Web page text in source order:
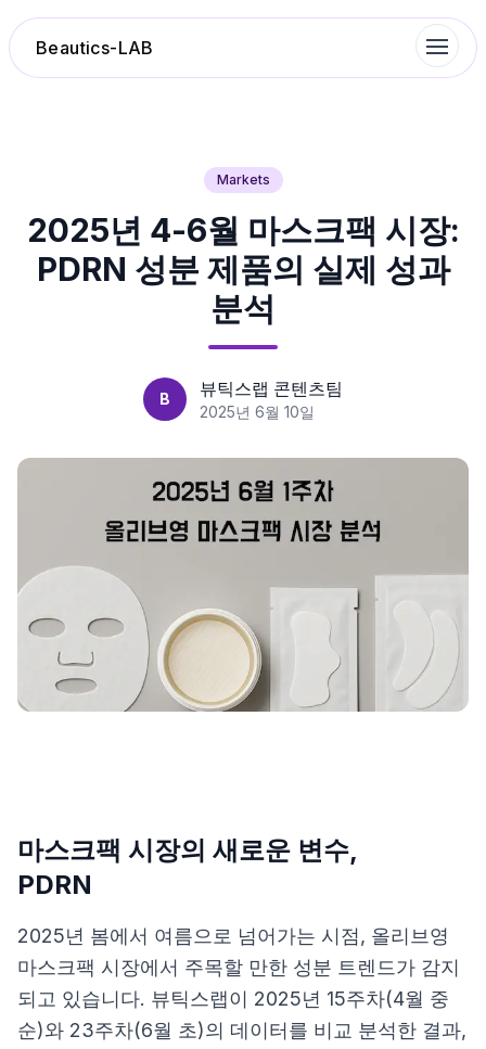
Beautics-LAB
성분분석
나의 스킨케어
제품비교
Login
Markets
2025년 4-6월 마스크팩 시장:
PDRN 성분 제품의 실제 성과
분석
B 뷰틱스랩 콘텐츠팀
2025년 6월 10일
마스크팩 시장의 새로운 변수,
PDRN
2025년 봄에서 여름으로 넘어가는 시점, 올리브영
마스크팩 시장에서 주목할 만한 성분 트렌드가 감지
되고 있습니다. 뷰틱스랩이 2025년 15주차(4월 중
순)와 23주차(6월 초)의 데이터를 비교 분석한 결과,